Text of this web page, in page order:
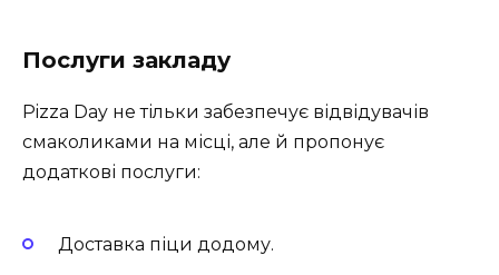
Послуги закладу
Pizza Day не тільки забезпечує відвідувачів
смаколиками на місці, але й пропонує
додаткові послуги:
Доставка піци додому.